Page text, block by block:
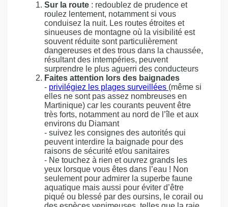
Sur la route : redoublez de prudence et
roulez lentement, notamment si vous
conduisez la nuit. Les routes étroites et
sinueuses de montagne où la visibilité est
souvent réduite sont particulièrement
dangereuses et des trous dans la chaussée,
résultant des intempéries, peuvent
surprendre le plus aguerri des conducteurs
Faites attention lors des baignades
- privilégiez les plages surveillées (même si
elles ne sont pas assez nombreuses en
Martinique) car les courants peuvent être
très forts, notamment au nord de l’île et aux
environs du Diamant
- suivez les consignes des autorités qui
peuvent interdire la baignade pour des
raisons de sécurité et/ou sanitaires
- Ne touchez à rien et ouvrez grands les
yeux lorsque vous êtes dans l’eau ! Non
seulement pour admirer la superbe faune
aquatique mais aussi pour éviter d’être
piqué ou blessé par des oursins, le corail ou